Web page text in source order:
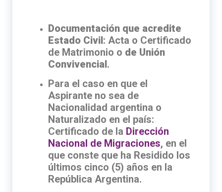
Documentación que acredite
Estado Civil: Acta o Certificado
de Matrimonio o de Unión
Convivencial.
Para el caso en que el
Aspirante no sea de
Nacionalidad argentina o
Naturalizado en el país:
Certificado de la Dirección
Nacional de Migraciones, en el
que conste que ha Residido los
últimos cinco (5) años en la
República Argentina.